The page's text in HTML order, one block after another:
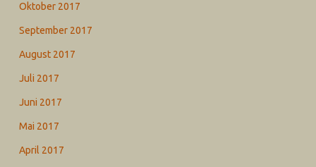
Oktober 2017
September 2017
August 2017
Juli 2017
Juni 2017
Mai 2017
April 2017